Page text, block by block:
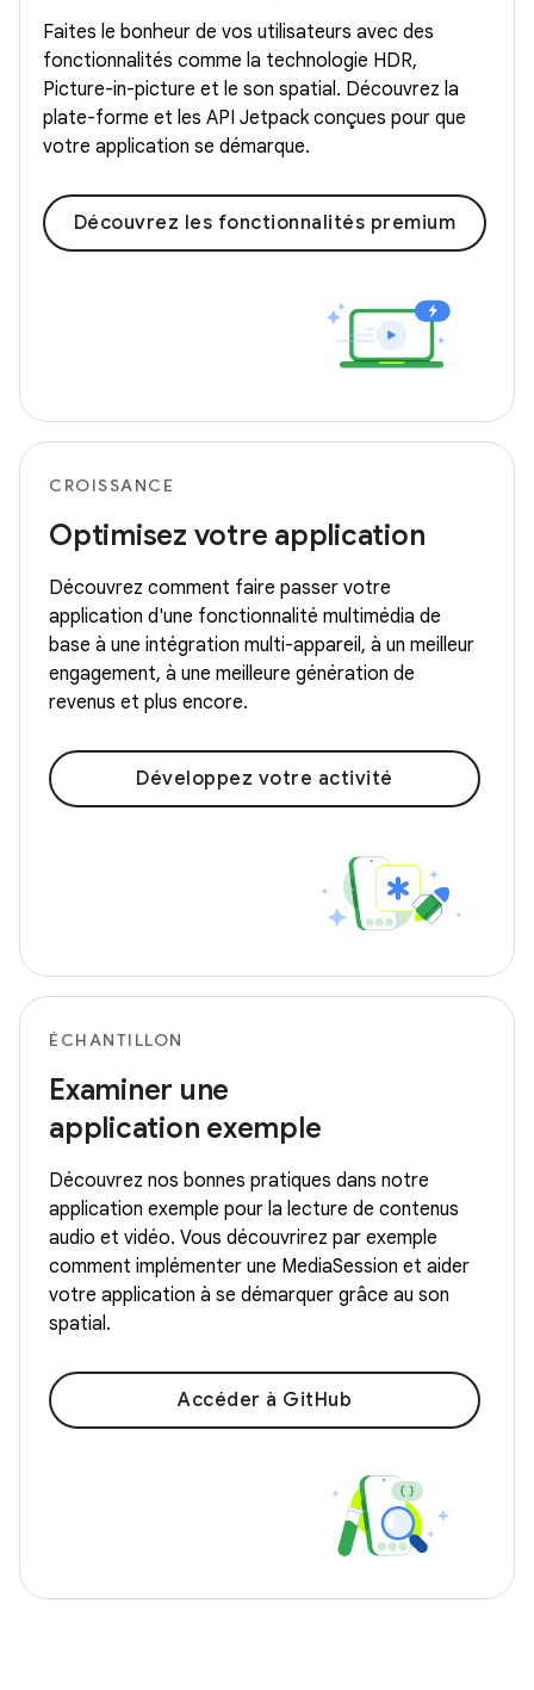
Faites le bonheur de vos utilisateurs avec des
fonctionnalités comme la technologie HDR,
Picture-in-picture et le son spatial. Découvrez la
plate-forme et les API Jetpack conçues pour que
votre application se démarque.
Découvrez les fonctionnalités premium
CROISSANCE
Optimisez votre application
Découvrez comment faire passer votre
application d'une fonctionnalité multimédia de
base à une intégration multi-appareil, à un meilleur
engagement, à une meilleure génération de
revenus et plus encore.
Développez votre activité
ÉCHANTILLON
Examiner une
application exemple
Découvrez nos bonnes pratiques dans notre
application exemple pour la lecture de contenus
audio et vidéo. Vous découvrirez par exemple
comment implémenter une MediaSession et aider
votre application à se démarquer grâce au son
spatial.
Accéder à GitHub